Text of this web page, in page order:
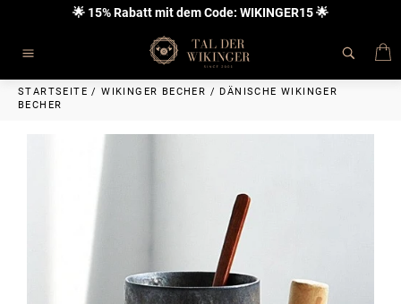
Inhalt
🌟 15% Rabatt mit dem Code: WIKINGER15 🌟
STARTSEITE /WIKINGER BECHER / DÄNISCHE WIKINGER
BECHER